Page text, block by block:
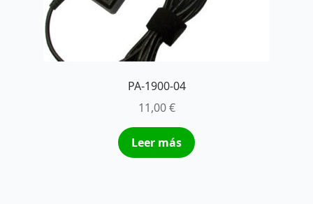
PA-1900-04
11,00€
Leer más